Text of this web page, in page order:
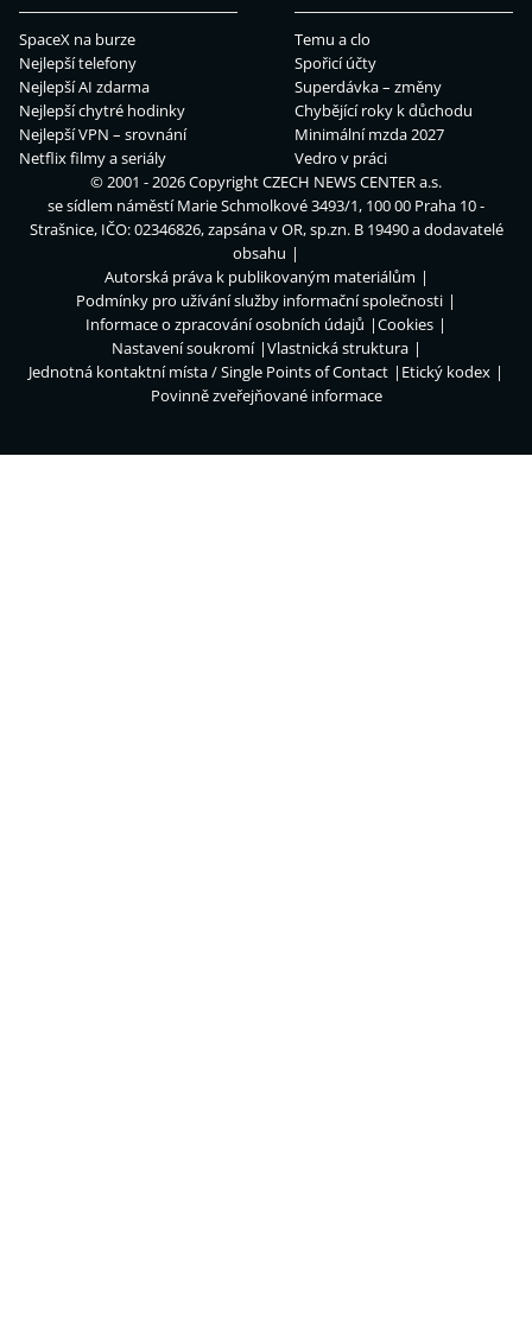
SpaceX na burze
Nejlepší telefony
Nejlepší AI zdarma
Nejlepší chytré hodinky
Nejlepší VPN – srovnání
Netflix filmy a seriály
Temu a clo
Spořicí účty
Superdávka – změny
Chybějící roky k důchodu
Minimální mzda 2027
Vedro v práci
© 2001 - 2026 CopyrightCZECH NEWS CENTER a.s.
se sídlem náměstí Marie Schmolkové 3493/1, 100 00 Praha 10 -
Strašnice, IČO: 02346826, zapsána v OR, sp.zn. B 19490 a dodavatelé
obsahu
Autorská práva k publikovaným materiálům
Podmínky pro užívání služby informační společnosti
Informace o zpracování osobních údajů
Cookies
Nastavení soukromí
Vlastnická struktura
Jednotná kontaktní místa / Single Points of Contact
Etický kodex
Povinně zveřejňované informace